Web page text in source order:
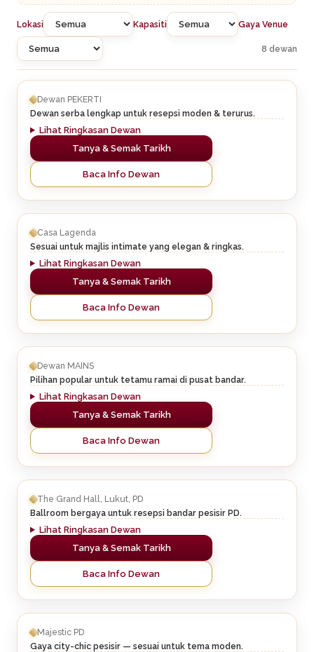
Lokasi Kapasiti Gaya Venue
8 dewan
Dewan PEKERTI
Dewan serba lengkap untuk resepsi moden & terurus.
Lihat Ringkasan Dewan
Tanya & Semak Tarikh
Baca Info Dewan
Casa Lagenda
Sesuai untuk majlis intimate yang elegan & ringkas.
Lihat Ringkasan Dewan
Tanya & Semak Tarikh
Baca Info Dewan
Dewan MAINS
Pilihan popular untuk tetamu ramai di pusat bandar.
Lihat Ringkasan Dewan
Tanya & Semak Tarikh
Baca Info Dewan
The Grand Hall, Lukut, PD
Ballroom bergaya untuk resepsi bandar pesisir PD.
Lihat Ringkasan Dewan
Tanya & Semak Tarikh
Baca Info Dewan
Majestic PD
Gaya city-chic pesisir — sesuai untuk tema moden.